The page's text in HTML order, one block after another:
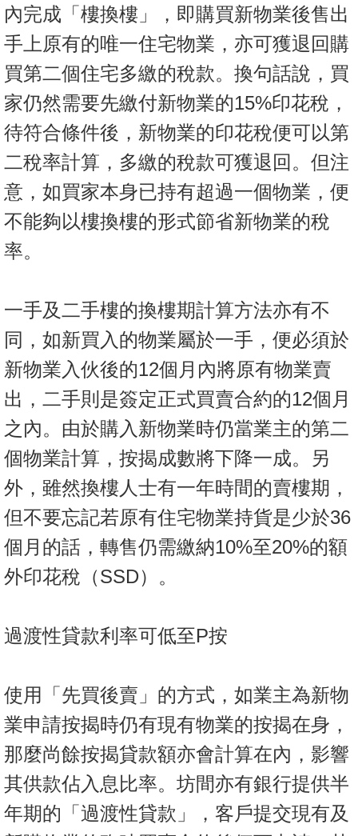
冊
關
於
我
們
內完成「樓換樓」，即購買新物業後售出
手上原有的唯一住宅物業，亦可獲退回購
買第二個住宅多繳的稅款。換句話說，買
家仍然需要先繳付新物業的15%印花稅，
待符合條件後，新物業的印花稅便可以第
二稅率計算，多繳的稅款可獲退回。但注
意，如買家本身已持有超過一個物業，便
不能夠以樓換樓的形式節省新物業的稅
率。
一手及二手樓的換樓期計算方法亦有不
同，如新買入的物業屬於一手，便必須於
新物業入伙後的12個月內將原有物業賣
出，二手則是簽定正式買賣合約的12個月
之內。由於購入新物業時仍當業主的第二
個物業計算，按揭成數將下降一成。另
外，雖然換樓人士有一年時間的賣樓期，
但不要忘記若原有住宅物業持貨是少於36
個月的話，轉售仍需繳納10%至20%的額
外印花稅（SSD）。
過渡性貸款利率可低至P按
使用「先買後賣」的方式，如業主為新物
業申請按揭時仍有現有物業的按揭在身，
那麼尚餘按揭貸款額亦會計算在內，影響
其供款佔入息比率。坊間亦有銀行提供半
年期的「過渡性貸款」，客戶提交現有及